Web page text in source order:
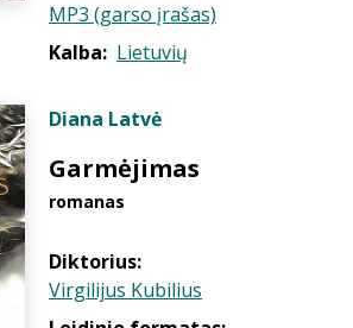
MP3 (garso įrašas)
Kalba: Lietuvių
Diana Latvė
Garmėjimas
romanas
Diktorius:
Virgilijus Kubilius